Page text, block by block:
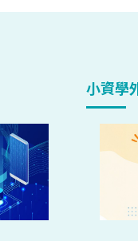
小資學